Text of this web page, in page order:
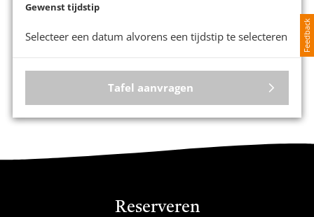
Gewenst tijdstip
Selecteer een datum alvorens een tijdstip te selecteren
Tafel aanvragen
Reserveren
Feedback